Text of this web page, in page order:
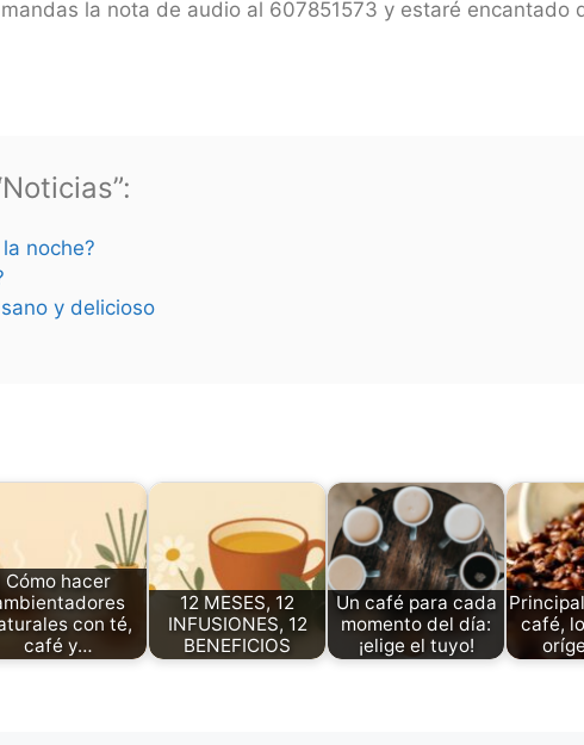
la nota de audio al 607851573 y estaré encantado
noche?
y delicioso
Cómo hacer
con té,
café y…
12 MESES, 12
INFUSIONES, 12
BENEFICIOS
Un café para cada
momento del día:
¡elige el tuyo!
café,